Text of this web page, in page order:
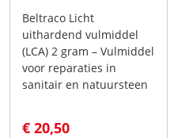
Beltraco Licht
uithardend vulmiddel
(LCA) 2 gram – Vulmiddel
voor reparaties in
sanitair en natuursteen
€ 20,50